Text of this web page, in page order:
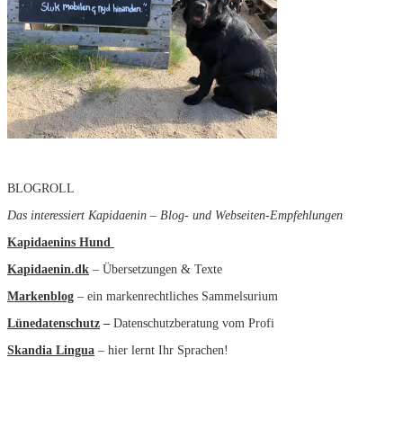
BLOGROLL
Das interessiert Kapidaenin – Blog- und Webseiten-Empfehlungen
Kapidaenins Hund
Kapidaenin.dk – Übersetzungen & Texte
Markenblog – ein markenrechtliches Sammelsurium
Lünedatenschutz – Datenschutzberatung vom Profi
Skandia Lingua – hier lernt Ihr Sprachen!